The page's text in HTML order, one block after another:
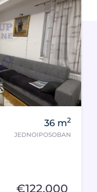
36 m2
JEDNOIPOSOBAN
€122.000